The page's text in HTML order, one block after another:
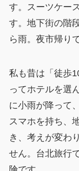
す。スーツケー
す。地下街の階
ら雨。夜市帰り
私も昔は「徒歩
ってホテルを選
に小雨が降って
スマホを持ち、
き、考えが変わ
せん。台北旅行